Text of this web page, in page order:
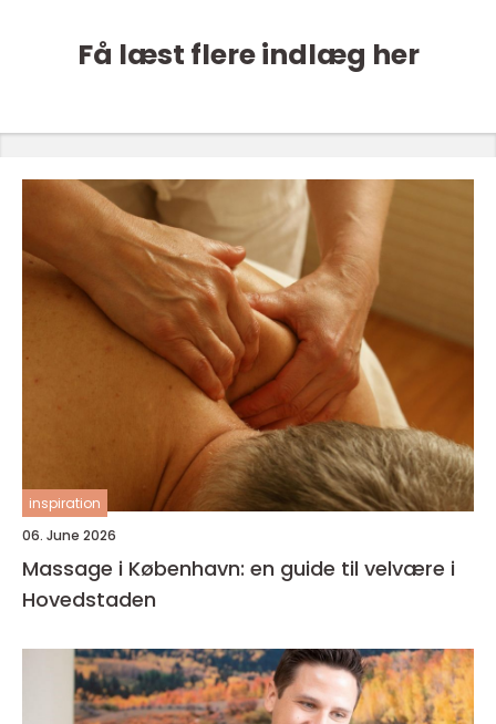
Få læst flere indlæg her
inspiration
06. June 2026
Massage i København: en guide til velvære i
Hovedstaden